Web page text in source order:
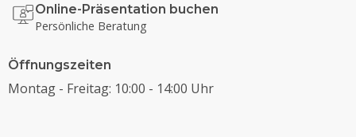
Online-Präsentation buchen
Persönliche Beratung
Öffnungszeiten
Montag - Freitag: 10:00 - 14:00 Uhr